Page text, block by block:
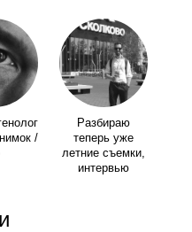
/
Разбираю
теперь уже
летние съемки,
интервью